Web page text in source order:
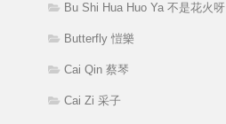
Bu Shi Hua Huo Ya 不是花火呀
Butterfly 愷樂
Cai Qin 蔡琴
Cai Zi 采子